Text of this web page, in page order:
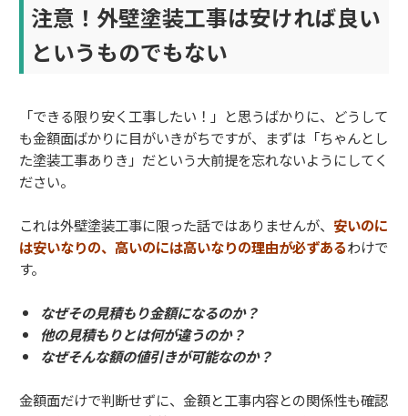
注意！外壁塗装工事は安ければ良い
というものでもない
「できる限り安く工事したい！」と思うばかりに、どうして
も金額面ばかりに目がいきがちですが、まずは「ちゃんとし
た塗装工事ありき」だという大前提を忘れないようにしてく
ださい。
これは外壁塗装工事に限った話ではありませんが、 安いのに
は安いなりの、高いのには高いなりの理由が必ずあるわけで
す。
なぜその見積もり金額になるのか？
他の見積もりとは何が違うのか？
なぜそんな額の値引きが可能なのか？
金額面だけで判断せずに、金額と工事内容との関係性も確認